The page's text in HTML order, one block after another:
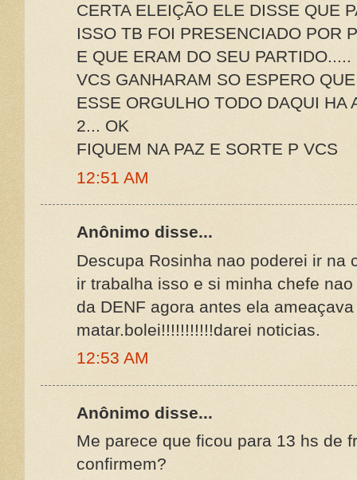
CERTA ELEIÇÃO ELE DISSE QUE
ISSO TB FOI PRESENCIADO POR
E QUE ERAM DO SEU
VCS GANHARAM SO ESPERO
ESSE ORGULHO TODO DAQUI HA
2... OK
FIQUEM NA PAZ E SORTE P VCS
12:51 AM
Anônimo disse...
Descupa Rosinha nao poderei ir na
ir trabalha isso e si minha chefe
da DENF agora antes ela
matar.bolei!!!!!!!!!!!darei noticias.
12:53 AM
Anônimo disse...
Me parece que ficou para 13 hs de
confirmem?